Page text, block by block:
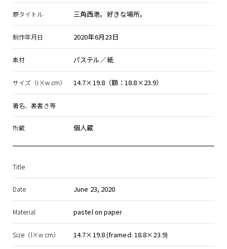
原タイトル 三角西港。好きな場所。
制作年月日 2020年6月23日
素材 パステル／紙
サイズ（I×w cm） 14.7×19.8（額：18.8×23.9）
署名、裏書き等
所蔵 個人蔵
Title
Date June 23, 2020
Material pastel on paper
Size（l×w cm） 14.7×19.8 (framed: 18.8×23.9)